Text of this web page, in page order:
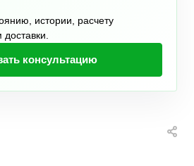
истории, расчету
консультацию